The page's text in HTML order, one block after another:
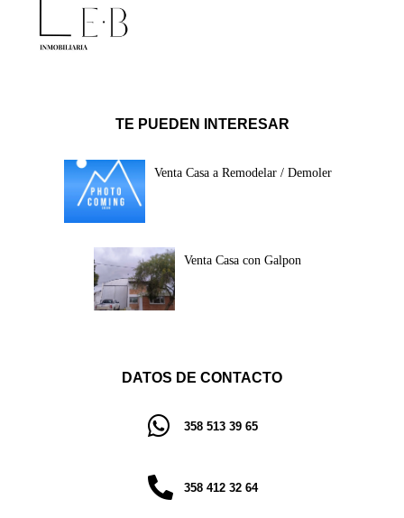
TE PUEDEN INTERESAR
Venta Casa a Remodelar / Demoler
Venta Casa con Galpon
DATOS DE CONTACTO
358 513 39 65
358 412 32 64